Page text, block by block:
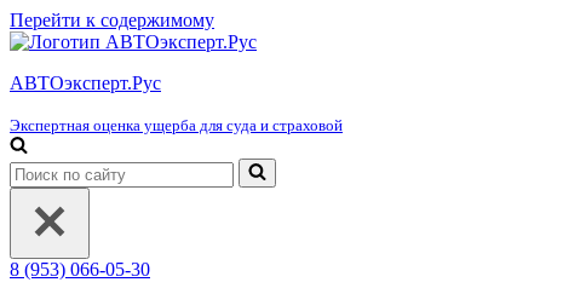
Перейти к содержимому
АВТОэксперт.Рус
Экспертная оценка ущерба для суда и страховой
Искать...
8 (953) 066-05-30